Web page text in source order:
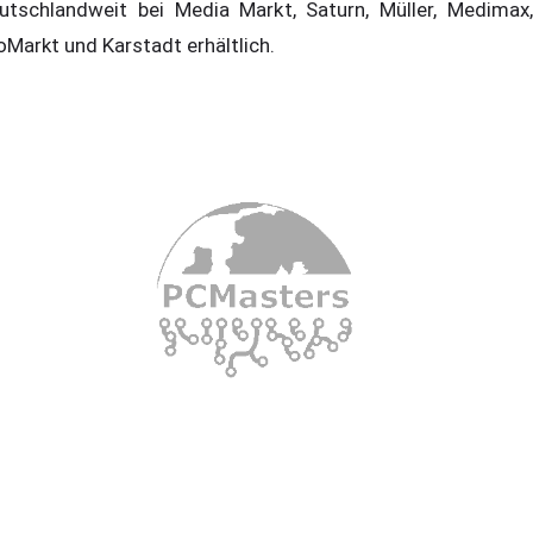
bei Media Markt, Saturn, Müller, Medimax,
und Karstadt erhältlich.